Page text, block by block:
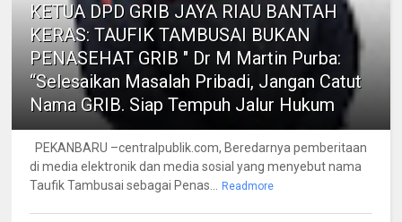
KETUA DPD GRIB JAYA RIAU BANTAH
KERAS: TAUFIK TAMBUSAI BUKAN
PENASEHAT GRIB " Dr M Martin Purba:
“Selesaikan Masalah Pribadi, Jangan Catut
Nama GRIB. Siap Tempuh Jalur Hukum
PEKANBARU –centralpublik.com, Beredarnya pemberitaan
di media elektronik dan media sosial yang menyebut nama
Taufik Tambusai sebagai Penas...
Readmore